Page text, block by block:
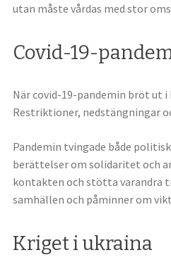
utan måste vårdas med stor
Covid-19-
När covid-19-pandemin bröt ut i
Restriktioner, nedstängningar
Pandemin tvingade både
berättelser om solidaritet och
kontakten och stötta varandra
samhällen och påminner om
Kriget i ukraina